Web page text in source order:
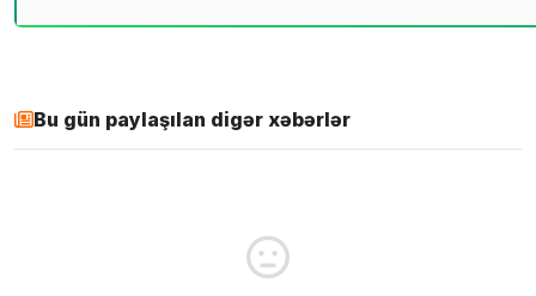
Bu gün paylaşılan digər xəbərlər